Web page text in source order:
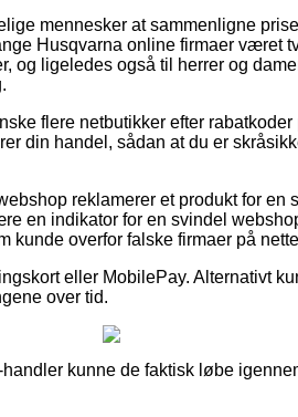
mennesker at sammenligne
Husqvarna online firmaer været
og ligeledes også til herrer og
flere netbutikker efter
din handel, sådan at du er
reklamerer et produkt for en
en indikator for en svindel
kunde overfor falske firmaer på
eller MobilePay. Alternativt
over tid.
kunne de faktisk løbe